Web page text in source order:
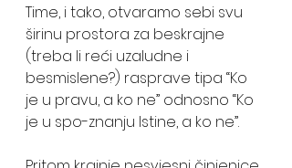
Time, i tako, otvaramo sebi svu
širinu prostora za beskrajne
(treba li reći uzaludne i
besmislene?) rasprave tipa “Ko
je u pravu, a ko ne” odnosno “Ko
je u spo-znanju Istine, a ko ne”.